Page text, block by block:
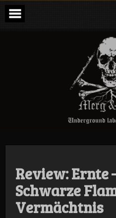
Skip
content
Merg
Review: Ernte
Schwarze
Vermächtnis